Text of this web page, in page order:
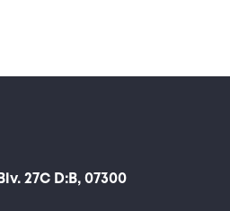
27C D:B, 07300